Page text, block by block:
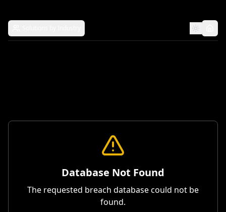
Database Not Found
The requested breach database could not be
found.